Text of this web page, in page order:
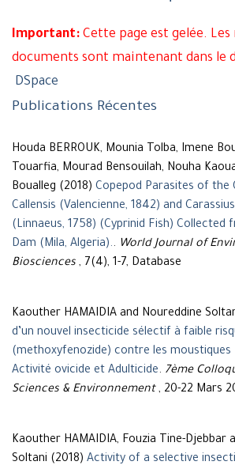
Important: Cette page est gelée. Les
documents sont maintenant dans le
DSpace
Publications Récentes
Houda BERROUK, Mounia Tolba, Imene
Touarfia, Mourad Bensouilah, Nouha
Boualleg (2018) Copepod Parasites of the
Callensis (Valencienne, 1842) and
(Linnaeus, 1758) (Cyprinid Fish) Collected
Dam (Mila, Algeria).. World Journal of
Biosciences , 7(4), 1-7, Database
Kaouther HAMAIDIA and Noureddine
d’un nouvel insecticide sélectif à faible
(methoxyfenozide) contre les moustiques
Activité ovicide et Adulticide. 7ème
Sciences & Environnement, 20-22 Mars
Kaouther HAMAIDIA, Fouzia Tine-Djebbar
Soltani (2018) Activity of a selective